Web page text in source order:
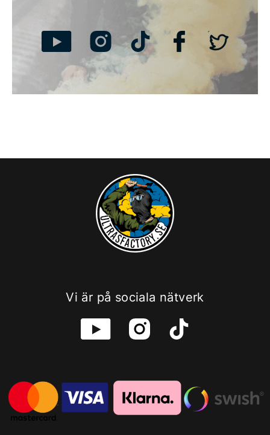
Vi är på sociala nätverk